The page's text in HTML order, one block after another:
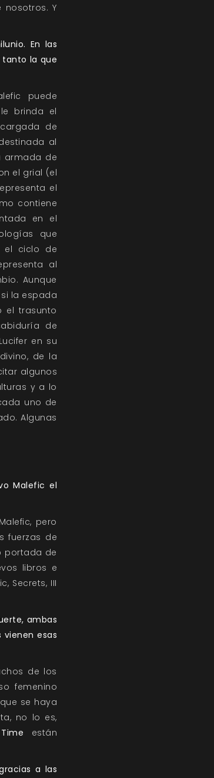
Y
En las
tanto la que
puede
brinda el
de
al
armada de
el grial (el
el
contiene
en el
que
el ciclo de
al
Aunque
la espada
el trasunto
de
en su
de la
algunos
y a lo
uno de
Algunas
Malefic el
pero
fuerzas de
portada de
libros e
Secrets, III
ambas
esas
de los
femenino
se haya
no lo es,
están
a las